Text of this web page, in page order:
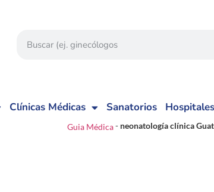
Clínicas Médicas Sanatorios Hospitales
Guia Médica- neonatología clínica